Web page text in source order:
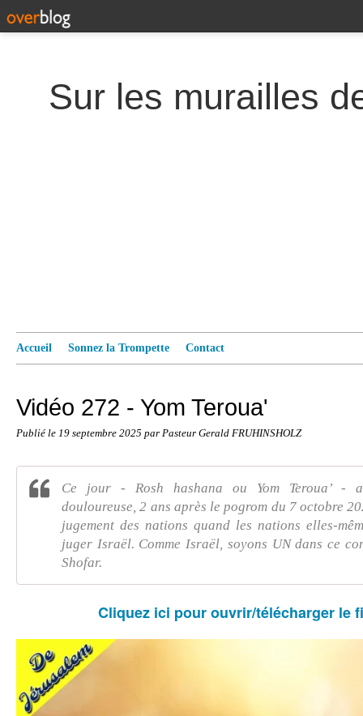
Accueil Sonnez la Trompette Contact
Vidéo 272 - Yom Teroua'
Publié le 19 septembre 2025 par Pasteur Gerald FRUHINSHOLZ
Ce jour - Rosh hashana ou Yom Teroua’ -
douloureuse, 2 ans après le pogrom du 7 octobre
jugement des nations quand les nations elles-
juger Israël. Comme Israël, soyons UN dans ce
Shofar.
Cliquez ici pour ouvrir/télécharger le